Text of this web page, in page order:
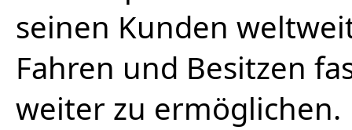
seinen Kunden
Fahren und Besitzen
weiter zu ermöglichen.